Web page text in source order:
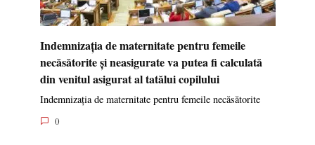
Indemnizația de maternitate pentru femeile
necăsătorite și neasigurate va putea fi calculată
din venitul asigurat al tatălui copilului
Indemnizația de maternitate pentru femeile necăsătorite
0